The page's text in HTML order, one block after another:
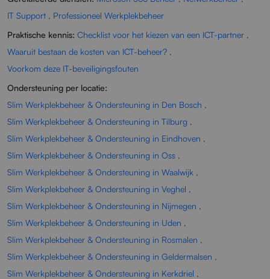
IT Support , Professioneel Werkplekbeheer
Praktische kennis: Checklist voor het kiezen van een ICT-partner ,
Waaruit bestaan de kosten van ICT-beheer? ,
Voorkom deze IT-beveiligingsfouten
Ondersteuning per locatie:
Slim Werkplekbeheer & Ondersteuning in Den Bosch ,
Slim Werkplekbeheer & Ondersteuning in Tilburg ,
Slim Werkplekbeheer & Ondersteuning in Eindhoven ,
Slim Werkplekbeheer & Ondersteuning in Oss ,
Slim Werkplekbeheer & Ondersteuning in Waalwijk ,
Slim Werkplekbeheer & Ondersteuning in Veghel ,
Slim Werkplekbeheer & Ondersteuning in Nijmegen ,
Slim Werkplekbeheer & Ondersteuning in Uden ,
Slim Werkplekbeheer & Ondersteuning in Rosmalen ,
Slim Werkplekbeheer & Ondersteuning in Geldermalsen ,
Slim Werkplekbeheer & Ondersteuning in Kerkdriel ,